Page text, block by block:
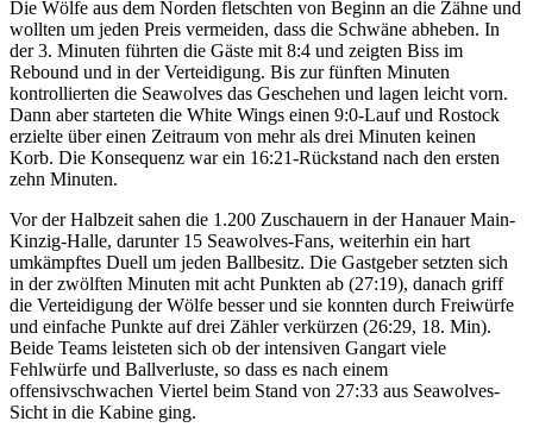
Die Wölfe aus dem Norden fletschten von Beginn an die Zähne und
wollten um jeden Preis vermeiden, dass die Schwäne abheben. In
der 3. Minuten führten die Gäste mit 8:4 und zeigten Biss im
Rebound und in der Verteidigung. Bis zur fünften Minuten
kontrollierten die Seawolves das Geschehen und lagen leicht vorn.
Dann aber starteten die White Wings einen 9:0-Lauf und Rostock
erzielte über einen Zeitraum von mehr als drei Minuten keinen
Korb. Die Konsequenz war ein 16:21-Rückstand nach den ersten
zehn Minuten.
Vor der Halbzeit sahen die 1.200 Zuschauern in der Hanauer Main-
Kinzig-Halle, darunter 15 Seawolves-Fans, weiterhin ein hart
umkämpftes Duell um jeden Ballbesitz. Die Gastgeber setzten sich
in der zwölften Minuten mit acht Punkten ab (27:19), danach griff
die Verteidigung der Wölfe besser und sie konnten durch Freiwürfe
und einfache Punkte auf drei Zähler verkürzen (26:29, 18. Min).
Beide Teams leisteten sich ob der intensiven Gangart viele
Fehlwürfe und Ballverluste, so dass es nach einem
offensivschwachen Viertel beim Stand von 27:33 aus Seawolves-
Sicht in die Kabine ging.